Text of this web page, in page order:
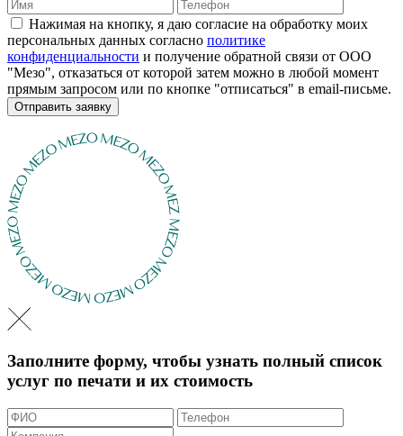
Нажимая на кнопку, я даю согласие на обработку моих
персональных данных согласно политике
конфиденциальности и получение обратной связи от ООО
"Мезо", отказаться от которой затем можно в любой момент
прямым запросом или по кнопке "отписаться" в email-письме.
Отправить заявку
Заполните форму, чтобы узнать полный список
услуг по печати и их стоимость